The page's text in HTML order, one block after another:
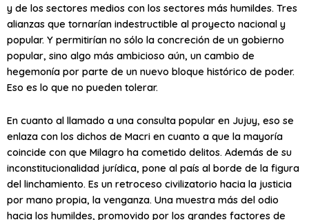
y de los sectores medios con los sectores más humildes. Tres
alianzas que tornarían indestructible al proyecto nacional y
popular. Y permitirían no sólo la concreción de un gobierno
popular, sino algo más ambicioso aún, un cambio de
hegemonía por parte de un nuevo bloque histórico de poder.
Eso es lo que no pueden tolerar.
En cuanto al llamado a una consulta popular en Jujuy, eso se
enlaza con los dichos de Macri en cuanto a que la mayoría
coincide con que Milagro ha cometido delitos. Además de su
inconstitucionalidad jurídica, pone al país al borde de la figura
del linchamiento. Es un retroceso civilizatorio hacia la justicia
por mano propia, la venganza. Una muestra más del odio
hacia los humildes, promovido por los grandes factores de